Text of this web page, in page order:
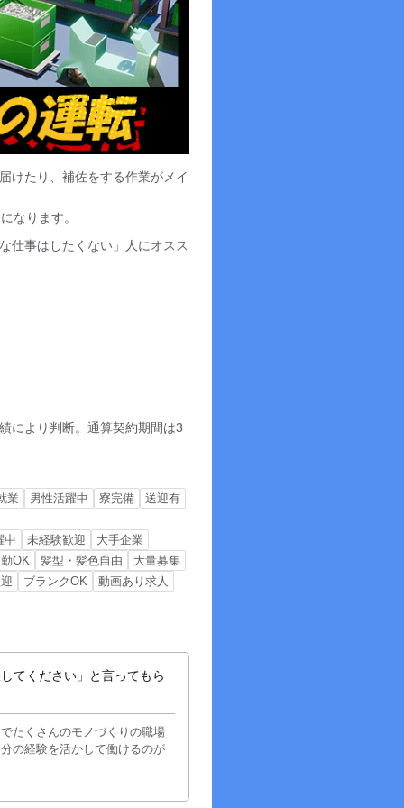
けたり、補佐をする作業がメイ
なります。
仕事はしたくない」人にオスス
により判断。通算契約期間は3
業 男性活躍中 寮完備 送迎有
中 未経験歓迎
大手企業
OK
髪型・髪色自由
大量募集
ブランクOK 動画あり求人
てください」と言ってもら
たくさんのモノづくりの職場
の経験を活かして働けるのが